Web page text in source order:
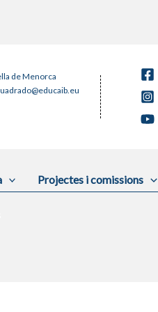
de Menorca
Projectes i comissions